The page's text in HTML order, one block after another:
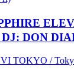
DJ: DON
TOKYO /